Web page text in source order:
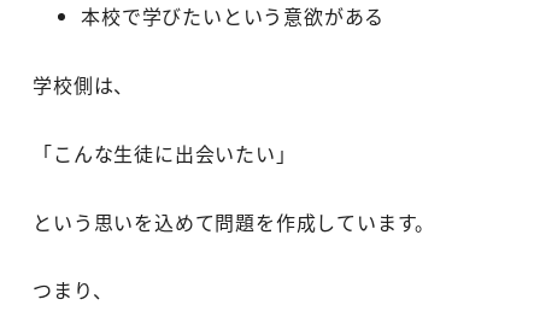
本校で学びたいという意欲がある
学校側は、
「こんな生徒に出会いたい」
という思いを込めて問題を作成しています。
つまり、